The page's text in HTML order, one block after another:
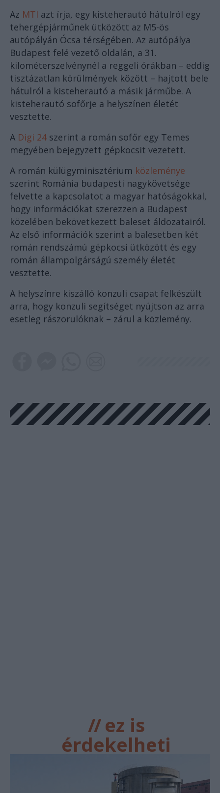
Az MTI azt írja, egy kisteherautó hátulról egy
tehergépjárműnek ütközött az M5-ös
autópályán Ócsa térségében. Az autópálya
Budapest felé vezető oldalán, a 31.
kilométerszelvénynél a reggeli órákban – eddig
tisztázatlan körülmények között – hajtott bele
hátulról a kisteherautó a másik járműbe. A
kisteherautó sofőrje a helyszínen életét
vesztette.
A Digi 24szerint a román sofőr egy Temes
megyében bejegyzett gépkocsit vezetett.
A román külügyminisztérium közleménye
szerint Románia budapesti nagykövetsége
felvette a kapcsolatot a magyar hatóságokkal,
hogy információkat szerezzen a Budapest
közelében bekövetkezett baleset áldozatairól.
Az első információk szerint a balesetben két
román rendszámú gépkocsi ütközött és egy
román állampolgárságú személy életét
vesztette.
A helyszínre kiszálló konzuli csapat felkészült
arra, hogy konzuli segítséget nyújtson az arra
esetleg rászorulóknak – zárul a közlemény.
//ez is
érdekelheti